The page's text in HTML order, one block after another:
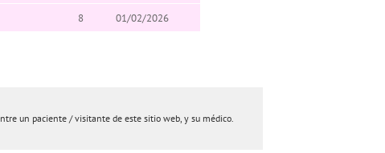
8 01/02/2026
un paciente / visitante de este sitio web, y su médico.